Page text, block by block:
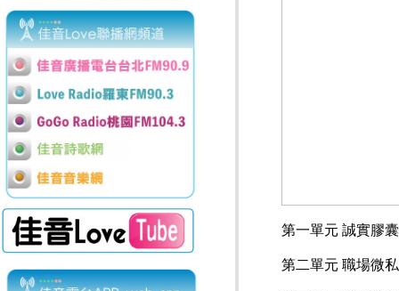
第一單元 誠實膠囊
第二單元 職場微